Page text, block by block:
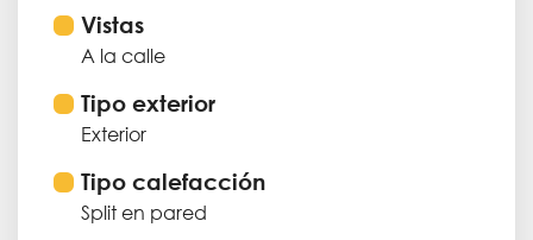
Vistas
A la calle
Tipo exterior
Exterior
Tipo calefacción
Split en pared